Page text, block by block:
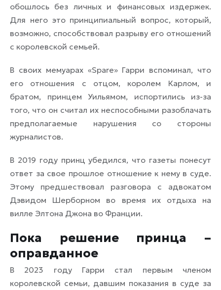
обошлось без личных и финансовых издержек.
Для него это принципиальный вопрос, который,
возможно, способствовал разрыву его отношений
с королевской семьей.
В своих мемуарах «Spare» Гарри вспоминал, что
его отношения с отцом, королем Карлом, и
братом, принцем Уильямом, испортились из-за
того, что он считал их неспособными разоблачать
предполагаемые нарушения со стороны
журналистов.
В 2019 году принц убедился, что газеты понесут
ответ за свое прошлое отношение к нему в суде.
Этому предшествовал разговора с адвокатом
Дэвидом Шерборном во время их отдыха на
вилле Элтона Джона во Франции.
Пока решение принца –
оправданное
В 2023 году Гарри стал первым членом
королевской семьи, давшим показания в суде за